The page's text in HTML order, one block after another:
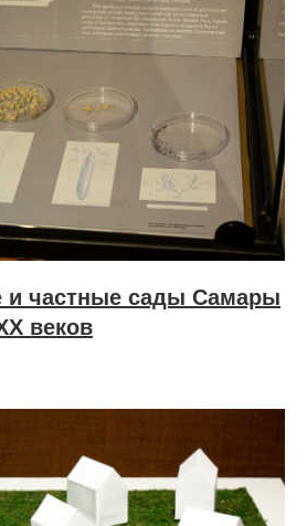
и частные сады Самары
веков